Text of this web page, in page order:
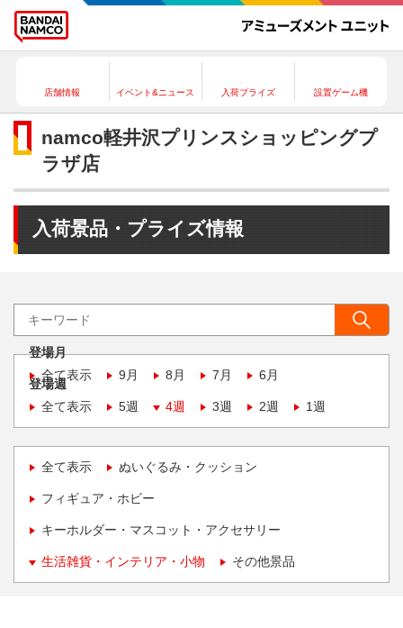
店舗情報 イベント&ニュース 入荷プライズ 設置ゲーム機
namco軽井沢プリンスショッピングプ
ラザ店
入荷景品・プライズ情報
登場月
全て表示
9月 8月 7月 6月
登場週
全て表示
5週 4週 3週 2週 1週
全て表示 ぬいぐるみ・クッション
フィギュア・ホビー
キーホルダー・マスコット・アクセサリー
生活雑貨・インテリア・小物 その他景品